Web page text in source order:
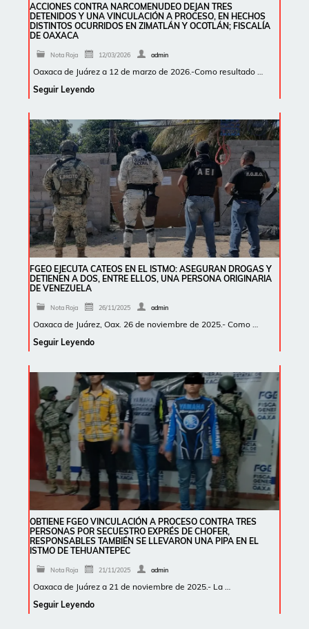
ACCIONES CONTRA NARCOMENUDEO DEJAN TRES
DETENIDOS Y UNA VINCULACIÓN A PROCESO, EN HECHOS
DISTINTOS OCURRIDOS EN ZIMATLÁN Y OCOTLÁN; FISCALÍA
DE OAXACA
Nota Roja 12/03/2026 admin
Oaxaca de Juárez a 12 de marzo de 2026.-Como resultado …
Seguir Leyendo
FGEO EJECUTA CATEOS EN EL ISTMO: ASEGURAN DROGAS Y
DETIENEN A DOS, ENTRE ELLOS, UNA PERSONA ORIGINARIA
DE VENEZUELA
Nota Roja 26/11/2025 admin
Oaxaca de Juárez, Oax. 26 de noviembre de 2025.- Como …
Seguir Leyendo
OBTIENE FGEO VINCULACIÓN A PROCESO CONTRA TRES
PERSONAS POR SECUESTRO EXPRÉS DE CHOFER,
RESPONSABLES TAMBIÉN SE LLEVARON UNA PIPA EN EL
ISTMO DE TEHUANTEPEC
Nota Roja 21/11/2025 admin
Oaxaca de Juárez a 21 de noviembre de 2025.- La …
Seguir Leyendo